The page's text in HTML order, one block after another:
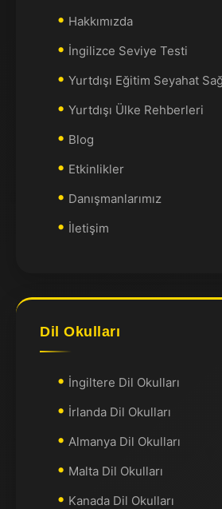
Hakkımızda
İngilizce Seviye Testi
Yurtdışı Eğitim Seyahat
Yurtdışı Ülke Rehberleri
Blog
Etkinlikler
Danışmanlarımız
İletişim
Dil Okulları
İngiltere Dil Okulları
İrlanda Dil Okulları
Almanya Dil Okulları
Malta Dil Okulları
Kanada Dil Okulları